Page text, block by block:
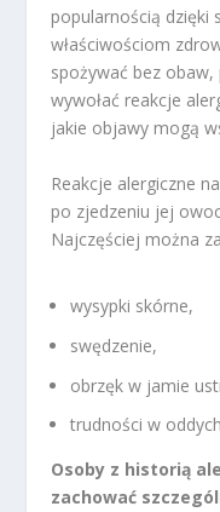
popularnością dzięki
właściwościom
spożywać bez
wywołać reakcje
jakie objawy mogą
Reakcje alergiczne
po zjedzeniu jej
Najczęściej można
wysypki skórne,
swędzenie,
obrzęk w jamie
trudności w
Osoby z historią
zachować